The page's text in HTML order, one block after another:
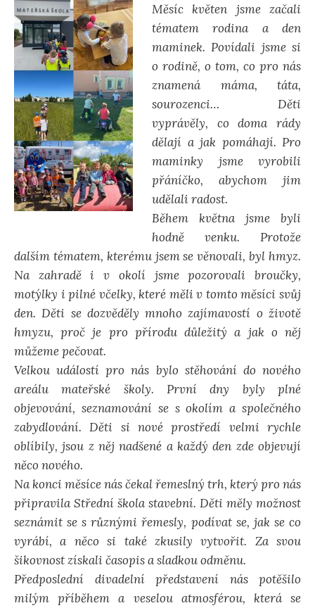
á
n
Měsíc květen jsme začali
tématem rodina a den
maminek. Povídali jsme si
o rodině, o tom, co pro nás
znamená máma, táta,
sourozenci… Děti
vyprávěly, co doma rády
dělají a jak pomáhají. Pro
maminky jsme vyrobili
přáníčko, abychom jim
udělali radost.
Během května jsme byli
hodně venku. Protože
dalším tématem, kterému jsem se věnovali, byl hmyz.
Na zahradě i v okolí jsme pozorovali broučky,
motýlky i pilné včelky, které měli v tomto měsíci svůj
den. Děti se dozvěděly mnoho zajímavostí o životě
hmyzu, proč je pro přírodu důležitý a jak o něj
můžeme pečovat.
Velkou událostí pro nás bylo stěhování do nového
areálu mateřské školy. První dny byly plné
objevování, seznamování se s okolím a společného
zabydlování. Děti si nové prostředí velmi rychle
oblíbily, jsou z něj nadšené a každý den zde objevují
něco nového.
Na konci měsíce nás čekal řemeslný trh, který pro nás
připravila Střední škola stavební. Děti měly možnost
seznámit se s různými řemesly, podívat se, jak se co
vyrábí, a něco si také zkusily vytvořit. Za svou
šikovnost získali časopis a sladkou odměnu.
Předposlední divadelní představení nás potěšilo
milým příběhem a veselou atmosférou, která se